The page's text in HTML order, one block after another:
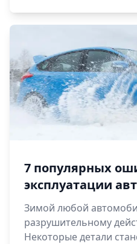
7 популярных
эксплуатации
Зимой любой
разрушительному
Некоторые детали